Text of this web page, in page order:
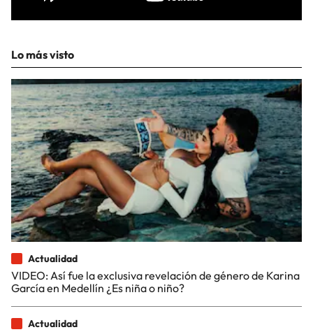
Lo más visto
Actualidad
VIDEO: Así fue la exclusiva revelación de género de Karina
García en Medellín ¿Es niña o niño?
Actualidad